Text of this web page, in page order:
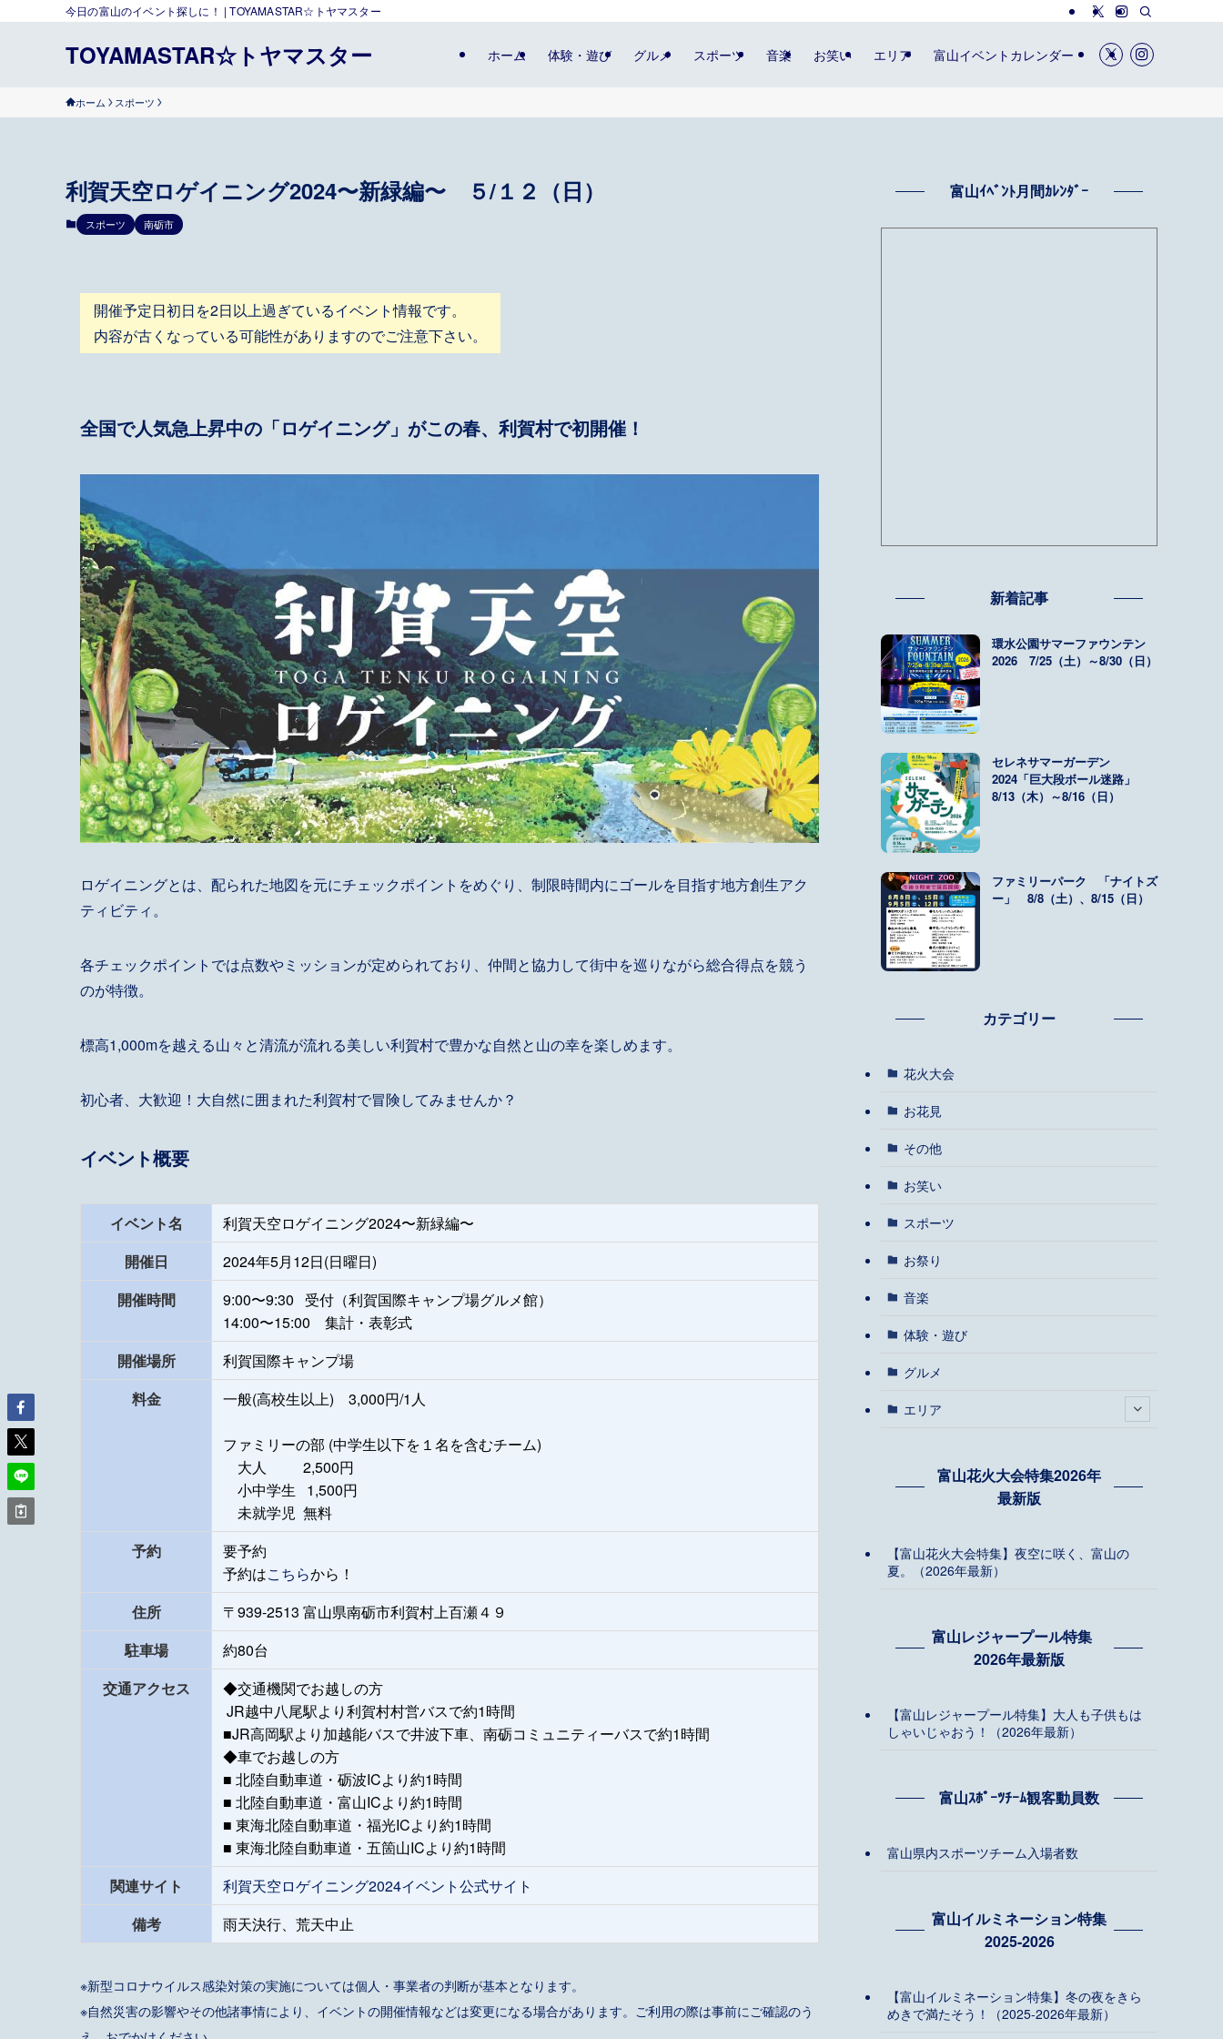
今日の富山のイベント探しに！ | TOYAMASTAR☆トヤマスター
TOYAMASTAR☆トヤマスター ホーム 体験・遊び グルメ スポーツ 音楽 お笑い エリア 富山イベントカレンダー
ホーム スポーツ
利賀天空ロゲイニング2024〜新緑編〜 ５/１２（日）
スポーツ 南砺市
開催予定日初日を2日以上過ぎているイベント情報です。
内容が古くなっている可能性がありますのでご注意下さい。
全国で人気急上昇中の「ロゲイニング」がこの春、利賀村で初開催！
ロゲイニングとは、配られた地図を元にチェックポイントをめぐり、制限時間内にゴールを目指す地方創生アク
ティビティ。
各チェックポイントでは点数やミッションが定められており、仲間と協力して街中を巡りながら総合得点を競う
のが特徴。
標高1,000mを越える山々と清流が流れる美しい利賀村で豊かな自然と山の幸を楽しめます。
初心者、大歓迎！大自然に囲まれた利賀村で冒険してみませんか？
イベント概要
イベント名
利賀天空ロゲイニング2024〜新緑編〜
開催日
2024年5月12日(日曜日)
開催時間
9:00〜9:30 受付（利賀国際キャンプ場グルメ館）
14:00〜15:00 集計・表彰式
開催場所
利賀国際キャンプ場
料金
一般(高校生以上) 3,000円/1人
ファミリーの部 (中学生以下を１名を含むチーム)
大人 2,500円
小中学生 1,500円
未就学児 無料
予約
要予約
予約はこちらから！
住所
〒939-2513 富山県南砺市利賀村上百瀬４９
駐車場
約80台
交通アクセス
◆交通機関でお越しの方
JR越中八尾駅より利賀村村営バスで約1時間
■JR高岡駅より加越能バスで井波下車、南砺コミュニティーバスで約1時間
◆車でお越しの方
■ 北陸自動車道・砺波ICより約1時間
■ 北陸自動車道・富山ICより約1時間
■ 東海北陸自動車道・福光ICより約1時間
■ 東海北陸自動車道・五箇山ICより約1時間
関連サイト
利賀天空ロゲイニング2024イベント公式サイト
備考
雨天決行、荒天中止
※新型コロナウイルス感染対策の実施については個人・事業者の判断が基本となります。
※自然災害の影響やその他諸事情により、イベントの開催情報などは変更になる場合があります。ご利用の際は事前にご確認のう
富山ｲﾍﾞﾝﾄ月間ｶﾚﾝﾀﾞｰ
新着記事
環水公園サマーファウンテン
2026 7/25（土）～8/30（日）
セレネサマーガーデン
2024「巨大段ボール迷路」
8/13（木）～8/16（日）
ファミリーパーク 「ナイトズ
ー」 8/8（土）、8/15（日）
カテゴリー
花火大会
お花見
その他
お笑い
スポーツ
お祭り
音楽
体験・遊び
グルメ
エリア
富山花火大会特集2026年
最新版
【富山花火大会特集】夜空に咲く、富山の
夏。（2026年最新）
富山レジャープール特集
2026年最新版
【富山レジャープール特集】大人も子供もは
しゃいじゃおう！（2026年最新）
富山ｽﾎﾟｰﾂﾁｰﾑ観客動員数
富山県内スポーツチーム入場者数
富山イルミネーション特集
2025-2026
【富山イルミネーション特集】冬の夜をきら
めきで満たそう！（2025-2026年最新）